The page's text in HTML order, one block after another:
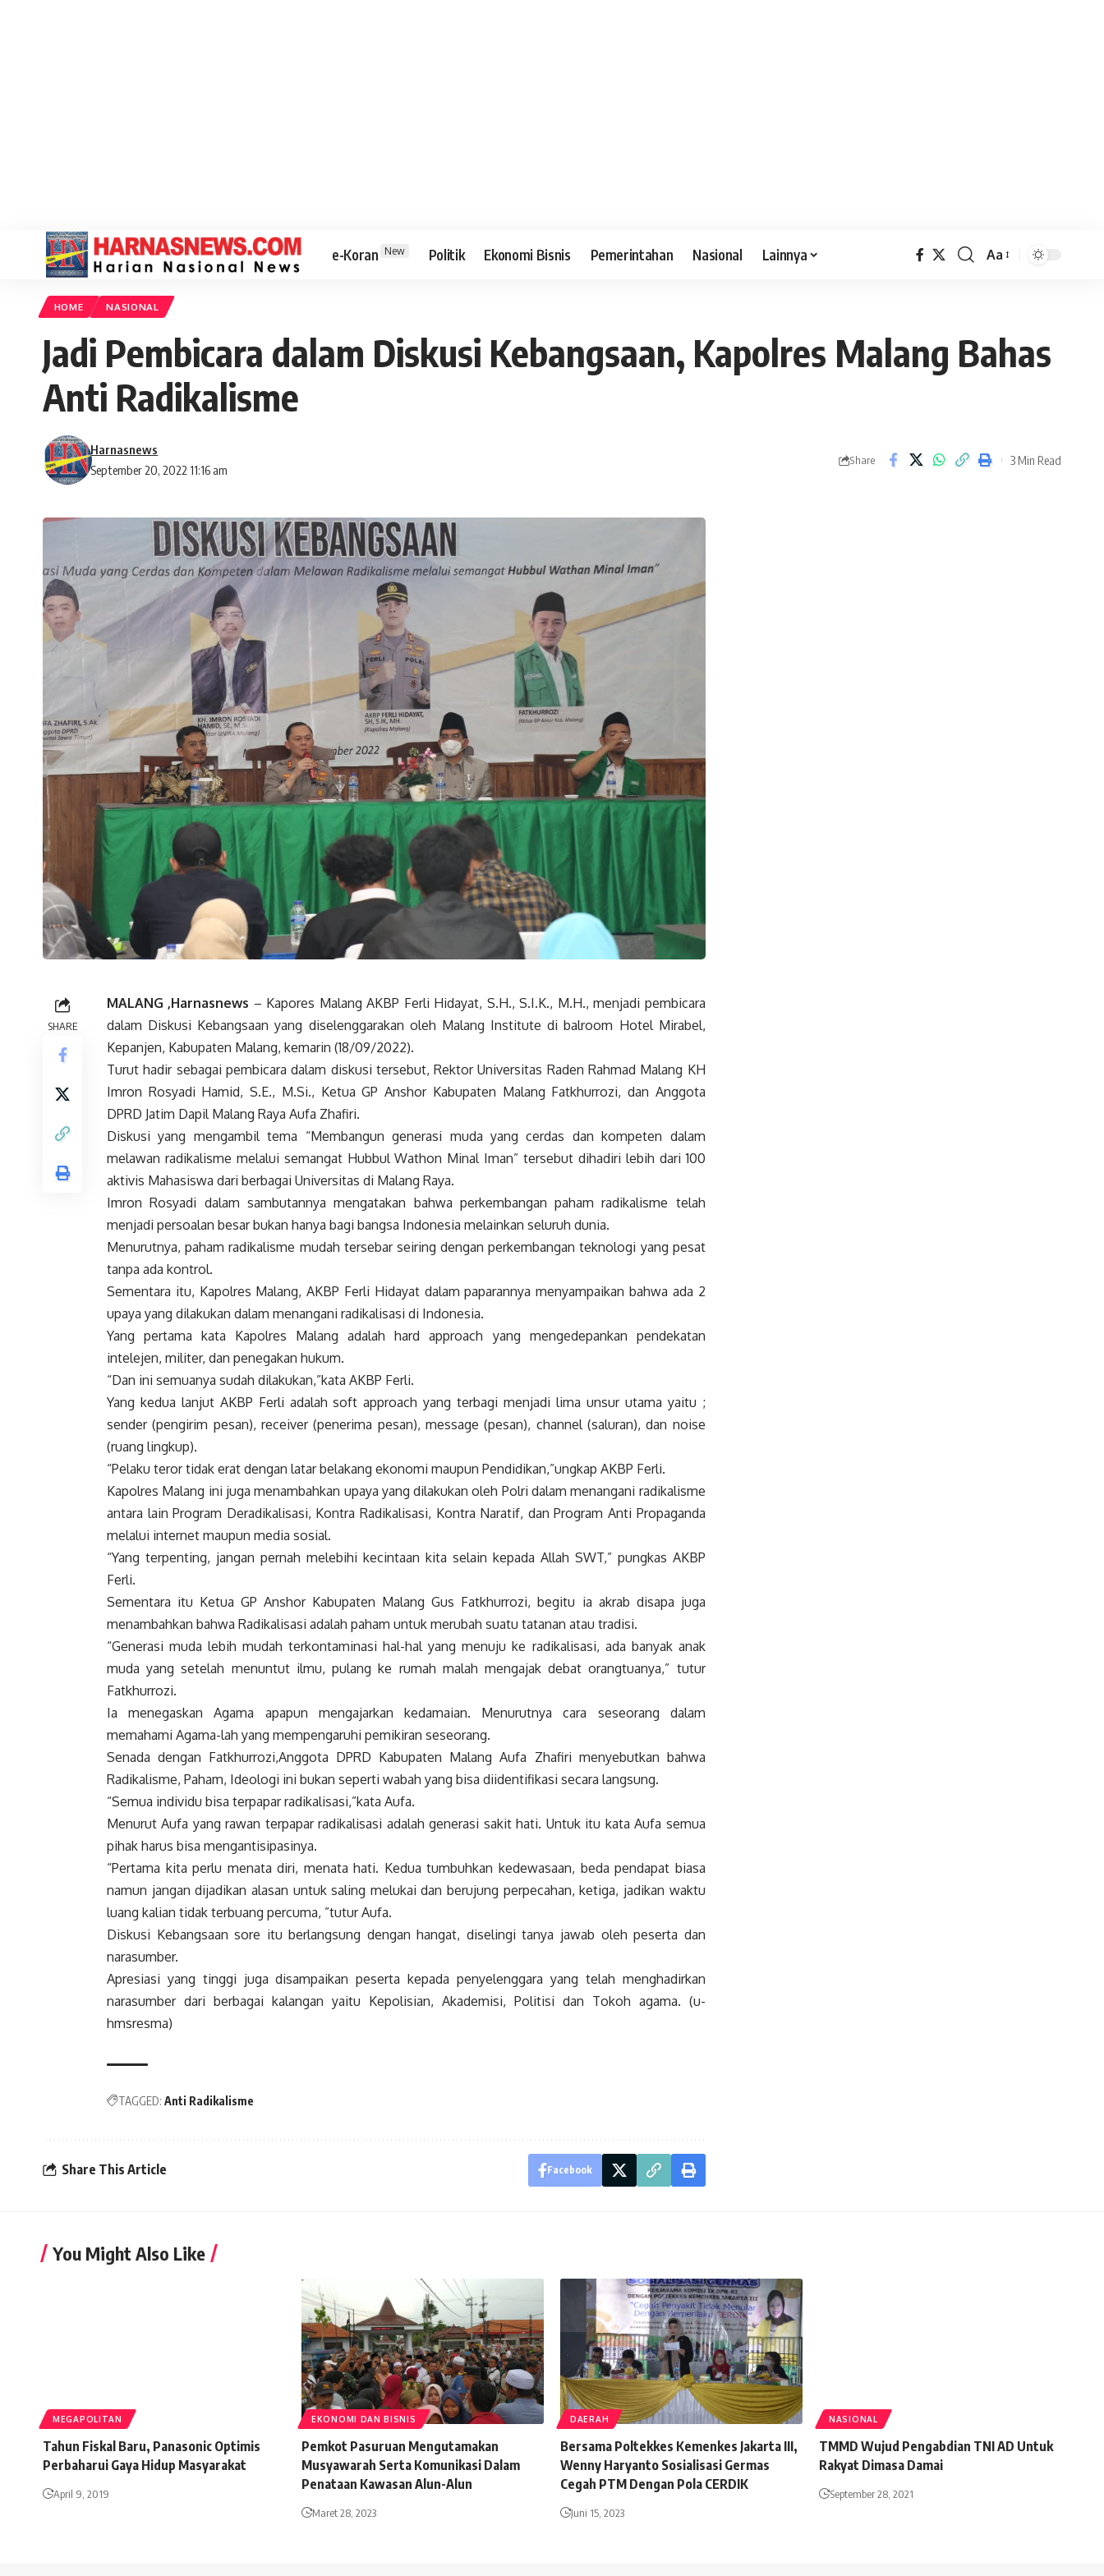
e-Koran New Politik Ekonomi Bisnis Pemerintahan Nasional Lainnya Aa
HOME NASIONAL
Jadi Pembicara dalam Diskusi Kebangsaan, Kapolres Malang Bahas
Anti Radikalisme
September 20, 2022 11:16 am
Harnasnews
Share 3 Min Read
SHARE
MALANG ,Harnasnews – Kapores Malang AKBP Ferli Hidayat, S.H., S.I.K., M.H., menjadi pembicara
dalam Diskusi Kebangsaan yang diselenggarakan oleh Malang Institute di balroom Hotel Mirabel,
Kepanjen, Kabupaten Malang, kemarin (18/09/2022).
Turut hadir sebagai pembicara dalam diskusi tersebut, Rektor Universitas Raden Rahmad Malang KH
Imron Rosyadi Hamid, S.E., M.Si., Ketua GP Anshor Kabupaten Malang Fatkhurrozi, dan Anggota
DPRD Jatim Dapil Malang Raya Aufa Zhafiri.
Diskusi yang mengambil tema “Membangun generasi muda yang cerdas dan kompeten dalam
melawan radikalisme melalui semangat Hubbul Wathon Minal Iman” tersebut dihadiri lebih dari 100
aktivis Mahasiswa dari berbagai Universitas di Malang Raya.
Imron Rosyadi dalam sambutannya mengatakan bahwa perkembangan paham radikalisme telah
menjadi persoalan besar bukan hanya bagi bangsa Indonesia melainkan seluruh dunia.
Menurutnya, paham radikalisme mudah tersebar seiring dengan perkembangan teknologi yang pesat
tanpa ada kontrol.
Sementara itu, Kapolres Malang, AKBP Ferli Hidayat dalam paparannya menyampaikan bahwa ada 2
upaya yang dilakukan dalam menangani radikalisasi di Indonesia.
Yang pertama kata Kapolres Malang adalah hard approach yang mengedepankan pendekatan
intelejen, militer, dan penegakan hukum.
“Dan ini semuanya sudah dilakukan,”kata AKBP Ferli.
Yang kedua lanjut AKBP Ferli adalah soft approach yang terbagi menjadi lima unsur utama yaitu ;
sender (pengirim pesan), receiver (penerima pesan), message (pesan), channel (saluran), dan noise
(ruang lingkup).
“Pelaku teror tidak erat dengan latar belakang ekonomi maupun Pendidikan,”ungkap AKBP Ferli.
Kapolres Malang ini juga menambahkan upaya yang dilakukan oleh Polri dalam menangani radikalisme
antara lain Program Deradikalisasi, Kontra Radikalisasi, Kontra Naratif, dan Program Anti Propaganda
melalui internet maupun media sosial.
“Yang terpenting, jangan pernah melebihi kecintaan kita selain kepada Allah SWT,” pungkas AKBP
Ferli.
Sementara itu Ketua GP Anshor Kabupaten Malang Gus Fatkhurrozi, begitu ia akrab disapa juga
menambahkan bahwa Radikalisasi adalah paham untuk merubah suatu tatanan atau tradisi.
“Generasi muda lebih mudah terkontaminasi hal-hal yang menuju ke radikalisasi, ada banyak anak
muda yang setelah menuntut ilmu, pulang ke rumah malah mengajak debat orangtuanya,” tutur
Fatkhurrozi.
Ia menegaskan Agama apapun mengajarkan kedamaian. Menurutnya cara seseorang dalam
memahami Agama-lah yang mempengaruhi pemikiran seseorang.
Senada dengan Fatkhurrozi,Anggota DPRD Kabupaten Malang Aufa Zhafiri menyebutkan bahwa
Radikalisme, Paham, Ideologi ini bukan seperti wabah yang bisa diidentifikasi secara langsung.
“Semua individu bisa terpapar radikalisasi,”kata Aufa.
Menurut Aufa yang rawan terpapar radikalisasi adalah generasi sakit hati. Untuk itu kata Aufa semua
pihak harus bisa mengantisipasinya.
“Pertama kita perlu menata diri, menata hati. Kedua tumbuhkan kedewasaan, beda pendapat biasa
namun jangan dijadikan alasan untuk saling melukai dan berujung perpecahan, ketiga, jadikan waktu
luang kalian tidak terbuang percuma, ”tutur Aufa.
Diskusi Kebangsaan sore itu berlangsung dengan hangat, diselingi tanya jawab oleh peserta dan
narasumber.
Apresiasi yang tinggi juga disampaikan peserta kepada penyelenggara yang telah menghadirkan
narasumber dari berbagai kalangan yaitu Kepolisian, Akademisi, Politisi dan Tokoh agama. (u-
hmsresma)
TAGGED: Anti Radikalisme
Share This Article Facebook
You Might Also Like
MEGAPOLITAN
Tahun Fiskal Baru, Panasonic Optimis
Perbaharui Gaya Hidup Masyarakat
April 9, 2019
EKONOMI DAN BISNIS
Pemkot Pasuruan Mengutamakan
Musyawarah Serta Komunikasi Dalam
Penataan Kawasan Alun-Alun
Maret 28, 2023
DAERAH
Bersama Poltekkes Kemenkes Jakarta III,
Wenny Haryanto Sosialisasi Germas
Cegah PTM Dengan Pola CERDIK
Juni 15, 2023
NASIONAL
TMMD Wujud Pengabdian TNI AD Untuk
Rakyat Dimasa Damai
September 28, 2021